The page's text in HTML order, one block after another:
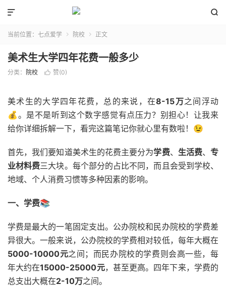


当前位置： 七点爱学  院校  正文
美术生大学四年花费一般多少
分类： 院校  赞(0)
美术生的大学四年花费，总的来说，在8-15万之间浮动
💰。是不是听到这个数字感觉有点压力？别担心！让我来
给你详细拆解一下，看完这篇笔记你就心里有数啦！😉
首先，我们要知道美术生的花费主要分为学费、 生活费、 专
业材料费三大块。每个部分的占比不同，而且会受到学校、
地域、个人消费习惯等多种因素的影响。
一、学费📚
学费是最大的一笔固定支出。公办院校和民办院校的学费差
异很大。一般来说，公办院校的学费相对较低，每年大概在
5000-10000元之间；而民办院校的学费则会高一些，每
年大约在15000-25000元，甚至更高。四年下来，学费的
总支出大概在2-10万之间。